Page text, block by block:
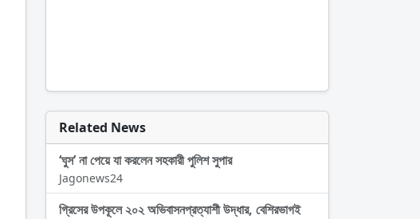
Related News
‘ঘুস’ না পেয়ে যা করলেন সহকারী পুলিশ সুপার
Jagonews24
গ্রিসের উপকূলে ২০২ অভিবাসনপ্রত্যাশী উদ্ধার, বেশিরভাগই